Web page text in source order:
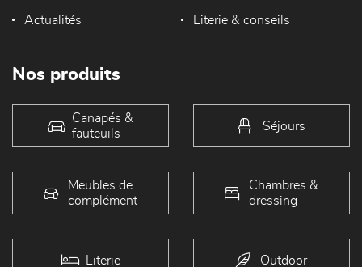
Actualités Literie & conseils
Nos produits
Canapés &
fauteuils
Séjours
Meubles de
complément
Chambres &
dressing
Literie Outdoor